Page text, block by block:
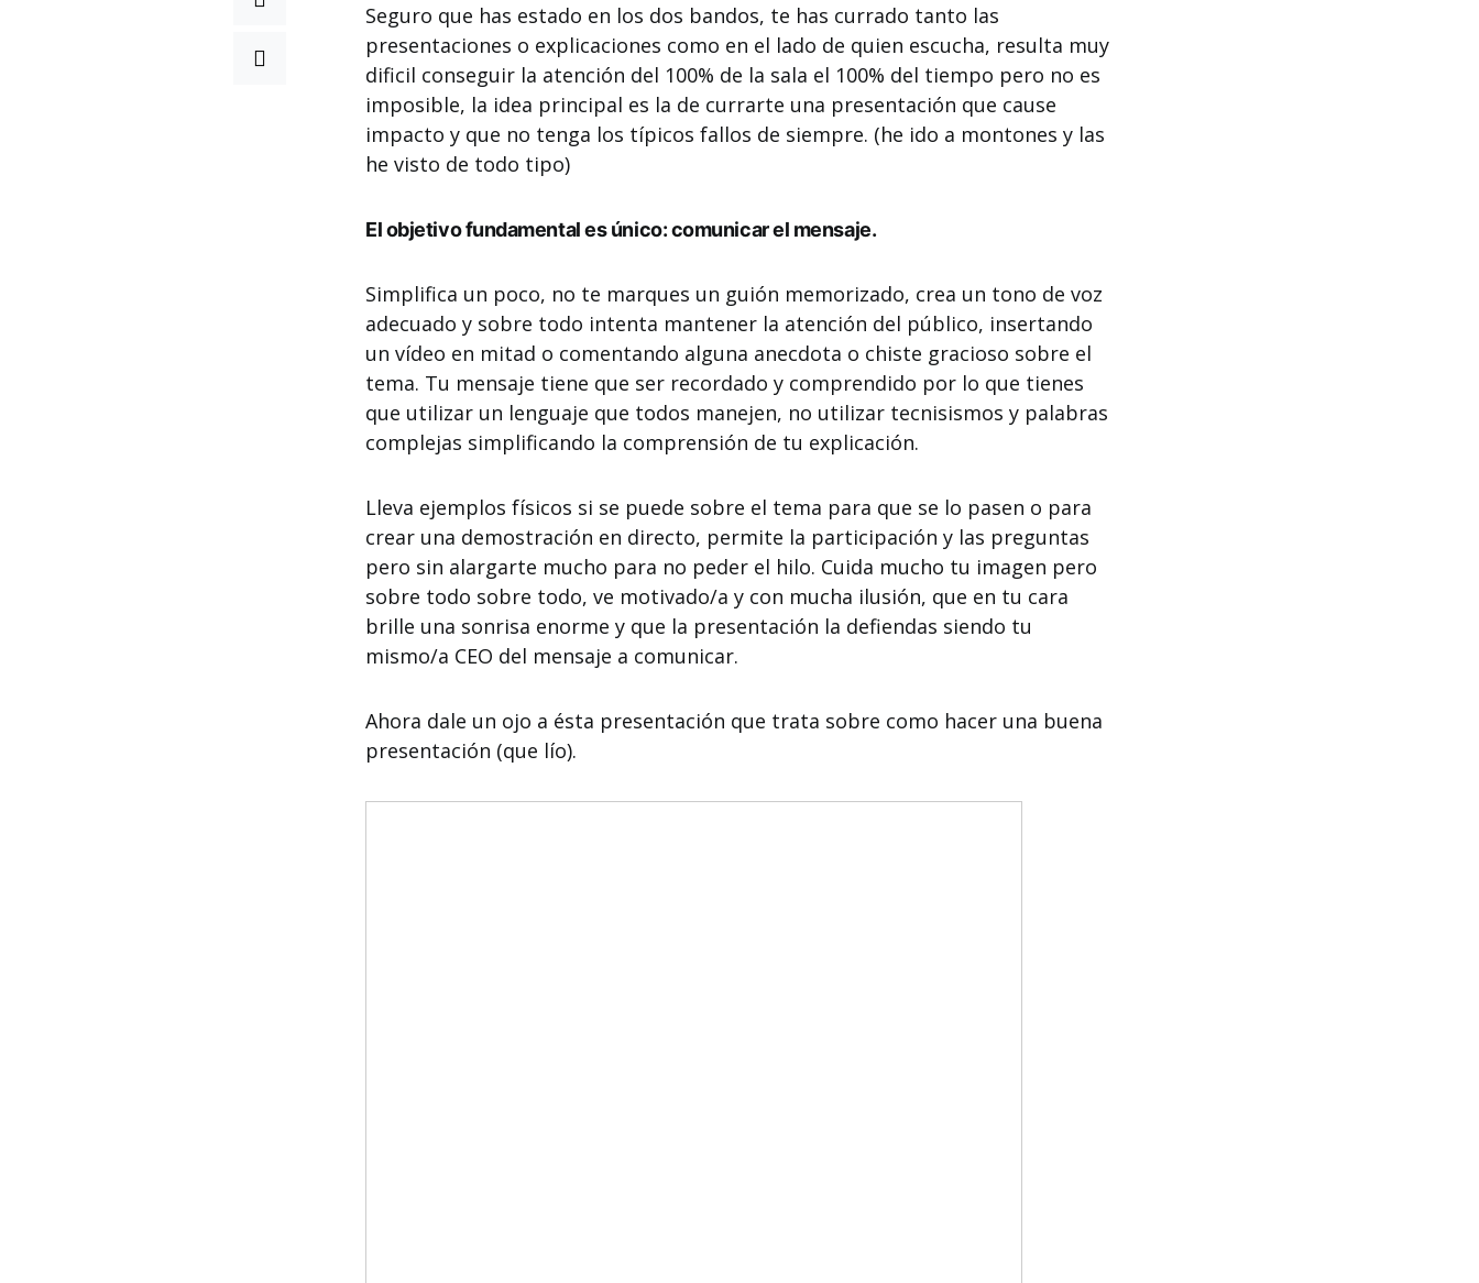
Seguro que has estado en los dos bandos, te has currado tanto las
presentaciones o explicaciones como en el lado de quien escucha, resulta muy
dificil conseguir la atención del 100% de la sala el 100% del tiempo pero no es
imposible, la idea principal es la de currarte una presentación que cause
impacto y que no tenga los típicos fallos de siempre. (he ido a montones y las
he visto de todo tipo)
El objetivo fundamental es único: comunicar el mensaje.
Simplifica un poco, no te marques un guión memorizado, crea un tono de voz
adecuado y sobre todo intenta mantener la atención del público, insertando
un vídeo en mitad o comentando alguna anecdota o chiste gracioso sobre el
tema. Tu mensaje tiene que ser recordado y comprendido por lo que tienes
que utilizar un lenguaje que todos manejen, no utilizar tecnisismos y palabras
complejas simplificando la comprensión de tu explicación.
Lleva ejemplos físicos si se puede sobre el tema para que se lo pasen o para
crear una demostración en directo, permite la participación y las preguntas
pero sin alargarte mucho para no peder el hilo. Cuida mucho tu imagen pero
sobre todo sobre todo, ve motivado/a y con mucha ilusión, que en tu cara
brille una sonrisa enorme y que la presentación la defiendas siendo tu
mismo/a CEO del mensaje a comunicar.
Ahora dale un ojo a ésta presentación que trata sobre como hacer una buena
presentación (que lío).